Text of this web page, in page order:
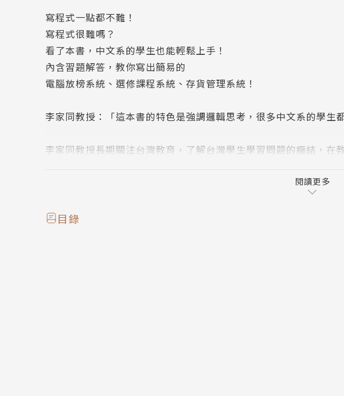
寫程式一點都不難！
寫程式很難嗎？
看了本書，中文系的學生也能輕鬆上手！
內含習題解答，教你寫出簡易的
電腦放榜系統、選修課程系統、存貨管理系統！
李家同教授：「這本書的特色是強調邏輯思考，很多中文系的學生
李家同教授長期關注台灣教育，了解台灣學生學習問題的癥結，
李教授著有《專門替中國人寫的英文課本》、《專門為中學生寫的
英文及數學的學習障礙。
閱讀更多
目錄